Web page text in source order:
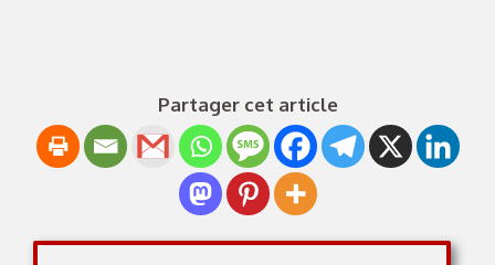
Partager cet article